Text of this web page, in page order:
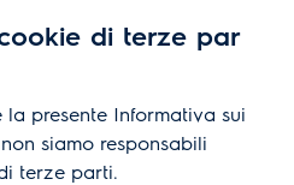
di terze par
presente Informativa sui
siamo responsabili
terze parti.